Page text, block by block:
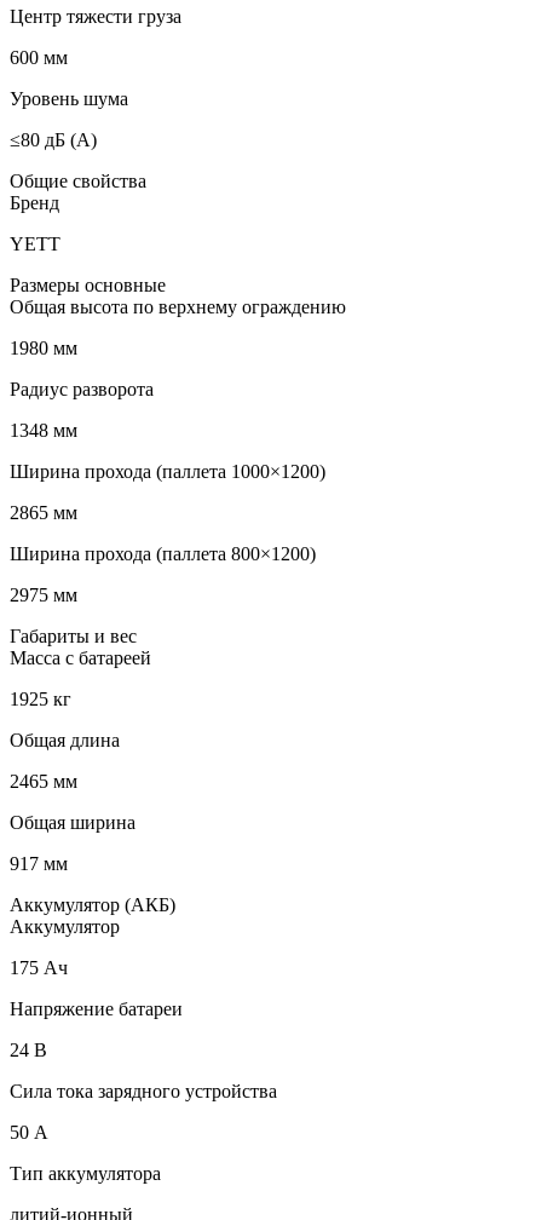
Центр тяжести груза
600 мм
Уровень шума
≤80 дБ (А)
Общие свойства
Бренд
YETT
Размеры основные
Общая высота по верхнему ограждению
1980 мм
Радиус разворота
1348 мм
Ширина прохода (паллета 1000×1200)
2865 мм
Ширина прохода (паллета 800×1200)
2975 мм
Габариты и вес
Масса с батареей
1925 кг
Общая длина
2465 мм
Общая ширина
917 мм
Аккумулятор (АКБ)
Аккумулятор
175 Ач
Напряжение батареи
24 B
Сила тока зарядного устройства
50 А
Тип аккумулятора
литий-ионный